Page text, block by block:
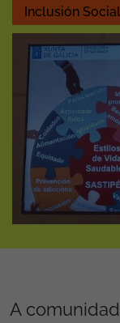
Inclusión Social
A